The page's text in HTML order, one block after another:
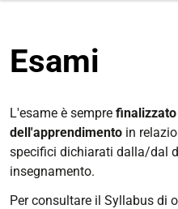
Esami
L'esame è sempre
dell'apprendimento in
specifici dichiarati dalla/dal
insegnamento.
Per consultare il Syllabus di